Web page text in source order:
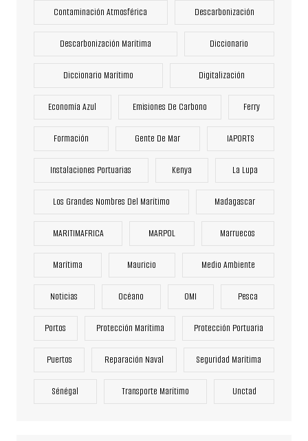
Contaminación Atmosférica Descarbonización
Descarbonización Marítima Diccionario
Diccionario Marítimo Digitalización
Economía Azul Emisiones De Carbono Ferry
Formación Gente De Mar IAPORTS
Instalaciones Portuarias Kenya La Lupa
Los Grandes Nombres Del Marítimo Madagascar
MARITIMAFRICA MARPOL Marruecos
Marítima Mauricio Medio Ambiente
Noticias Océano OMI Pesca
Portos Protección Marítima Protección Portuaria
Puertos Reparación Naval Seguridad Marítima
Sénégal Transporte Marítimo Unctad